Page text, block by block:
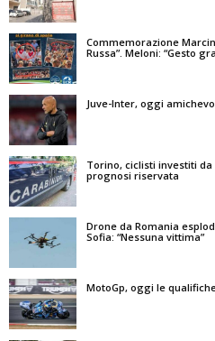
Commemorazione
Russa”. Meloni: “Gesto
Juve-Inter, oggi
Torino, ciclisti investiti da
prognosi riservata
Drone da Romania
Sofia: “Nessuna vittima”
MotoGp, oggi le